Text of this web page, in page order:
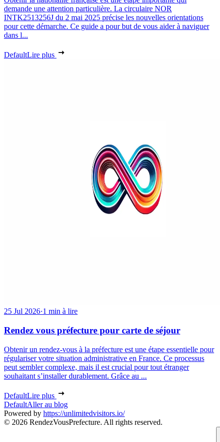
demande une attention particulière. La circulaire NOR
INTK2513256J du 2 mai 2025 précise les nouvelles orientations
pour cette démarche. Ce guide a pour but de vous aider à naviguer
dans l...
DefaultLire plus
25 Jul 2026·1 min à lire
Rendez vous préfecture pour carte de séjour
Obtenir un rendez-vous à la préfecture est une étape essentielle pour
régulariser votre situation administrative en France. Ce processus
peut sembler complexe, mais il est crucial pour tout étranger
souhaitant s’installer durablement. Grâce au ...
DefaultLire plus
DefaultAller au blog
Powered by https://unlimitedvisitors.io/
© 2026 RendezVousPrefecture. All rights reserved.